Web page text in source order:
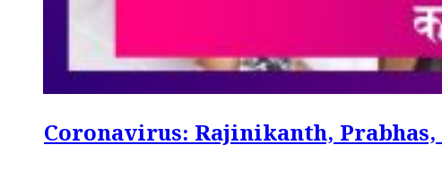
Coronavirus: Rajinikanth, Prabhas,